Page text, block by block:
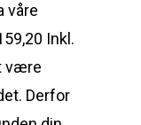
våre
Inkl.
være
Derfor